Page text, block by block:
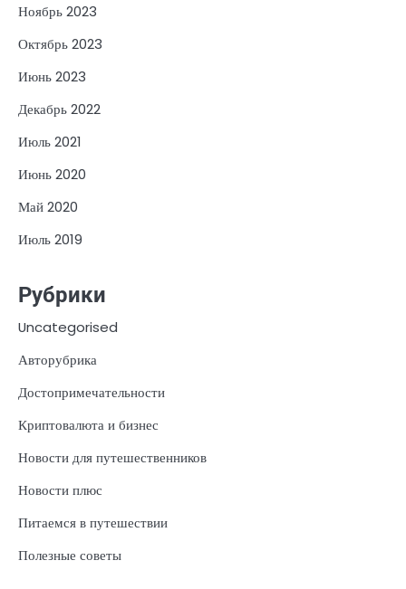
Ноябрь 2023
Октябрь 2023
Июнь 2023
Декабрь 2022
Июль 2021
Июнь 2020
Май 2020
Июль 2019
Рубрики
Uncategorised
Авторубрика
Достопримечательности
Криптовалюта и бизнес
Новости для путешественников
Новости плюс
Питаемся в путешествии
Полезные советы